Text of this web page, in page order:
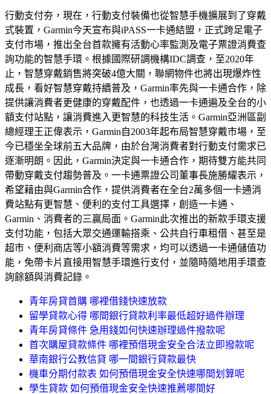
行動支付夯，現在，行動支付裝備也從智慧手機擴展到了穿戴
式裝置，Garmin今天宣布與iPASS一卡通結盟，正式跨足電子
支付市場，推出全台首款擁有活動心率監測及電子票證消費查
詢功能的智慧手環。根據國際研調機構IDC調查，至2020年
止，智慧穿戴銷售將突破4億大關，聯網物件也將出現爆炸性
成長，看好智慧穿戴持續普及，Garmin率先與一卡通合作，除
提供讓消費者更健康的穿戴配件，也透過一卡通遍及全台的小
額支付站點，讓消費進入更智慧的科技生活。Garmin亞洲區副
總經理王正偉表示，Garmin自2003年起布局智慧穿戴市場，至
今已穩坐全球前五大品牌，由於台灣消費者對行動支付需求已
逐漸明朗。因此，Garmin決定與一卡通合作，期待雙方能共同
帶動穿戴支付趨勢普及。一卡通票證公司董事長施勝耀表示，
希望藉由與Garmin合作，提供消費者在全台2萬多個一卡通消
費站點有更智慧、便利的支付工具選擇，創造一卡通、
Garmin、消費者的三贏局面。Garmin此次推出的新款手環支援
支付功能，包括大眾交通運輸搭乘、公共自行車租借、甚至是
超市、便利商店等小額消費等需求，均可以透過一卡通儲值功
能，免帶卡片直接用智慧手環進行支付，並隨時隨地用手環查
詢餘額與消費記錄。
青年房貸首購 哪裡借錢快速放款
留學貸款心得 哪間銀行貸款利率最低超好過件辦理
青年房貸條件 急用錢如何快速辦理過件撥款呢
首次購屋貸款條件 哪裡預借現金安全合法立即撥款呢
華南銀行公教信貸 哪一間銀行貸款最快
機車分期付款表 如何預借現金安全快速哪間划算呢
學生貸款 如何預借現金安全快速推薦哪間好